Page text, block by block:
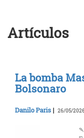
Artículos
La bomba
Bolsonaro
Danilo Paris | 26/05/